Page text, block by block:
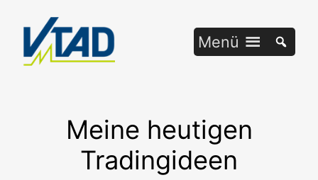
springen
Menü
Meine heutigen
Tradingideen